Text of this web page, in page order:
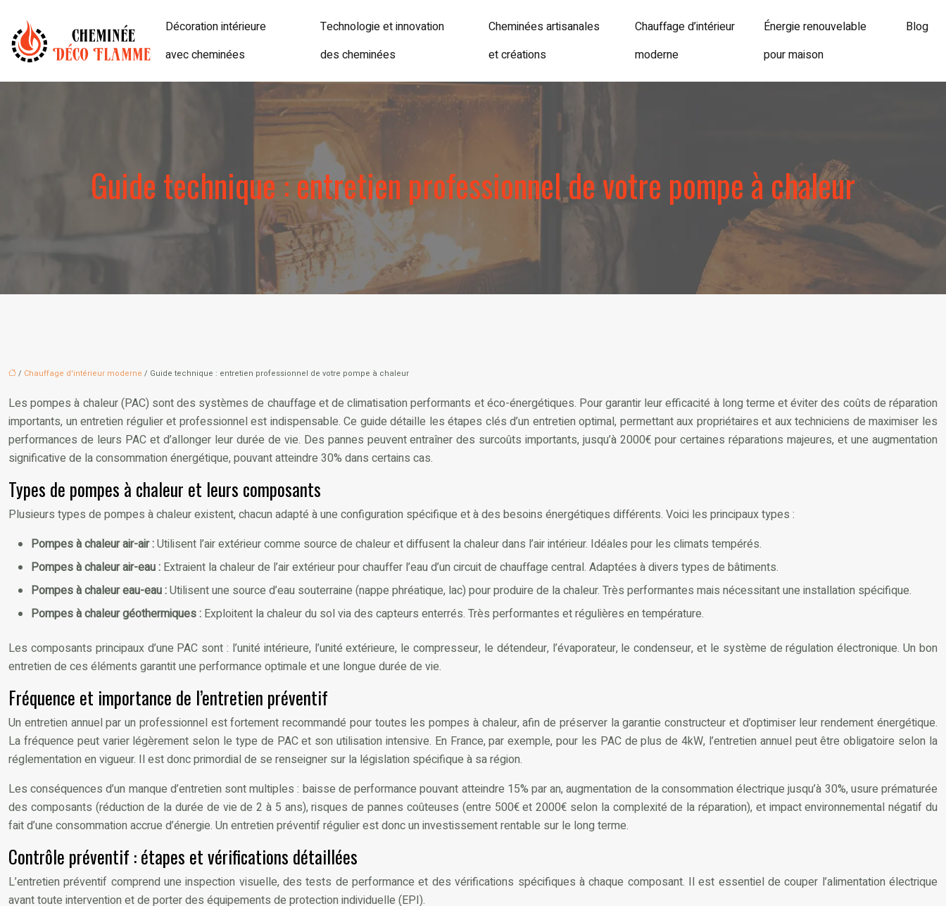
Décoration intérieure
avec cheminées
Technologie et innovation
des cheminées
Cheminées artisanales
et créations
Chauffage d’intérieur
moderne
Énergie renouvelable
pour maison
Blog
Guide technique : entretien professionnel de votre pompe à chaleur
/ Chauffage d'intérieur moderne / Guide technique : entretien professionnel de votre pompe à chaleur
Les pompes à chaleur (PAC) sont des systèmes de chauffage et de climatisation performants et éco-énergétiques. Pour garantir leur efficacité à long terme et éviter des coûts de réparation
importants, un entretien régulier et professionnel est indispensable. Ce guide détaille les étapes clés d’un entretien optimal, permettant aux propriétaires et aux techniciens de maximiser les
performances de leurs PAC et d’allonger leur durée de vie. Des pannes peuvent entraîner des surcoûts importants, jusqu’à 2000€ pour certaines réparations majeures, et une augmentation
significative de la consommation énergétique, pouvant atteindre 30% dans certains cas.
Types de pompes à chaleur et leurs composants
Plusieurs types de pompes à chaleur existent, chacun adapté à une configuration spécifique et à des besoins énergétiques différents. Voici les principaux types :
Pompes à chaleur air-air :Utilisent l’air extérieur comme source de chaleur et diffusent la chaleur dans l’air intérieur. Idéales pour les climats tempérés.
Pompes à chaleur air-eau : Extraient la chaleur de l’air extérieur pour chauffer l’eau d’un circuit de chauffage central. Adaptées à divers types de bâtiments.
Pompes à chaleur eau-eau :Utilisent une source d’eau souterraine (nappe phréatique, lac) pour produire de la chaleur. Très performantes mais nécessitant une installation spécifique.
Pompes à chaleur géothermiques : Exploitent la chaleur du sol via des capteurs enterrés. Très performantes et régulières en température.
Les composants principaux d’une PAC sont : l’unité intérieure, l’unité extérieure, le compresseur, le détendeur, l’évaporateur, le condenseur, et le système de régulation électronique. Un bon
entretien de ces éléments garantit une performance optimale et une longue durée de vie.
Fréquence et importance de l’entretien préventif
Un entretien annuel par un professionnel est fortement recommandé pour toutes les pompes à chaleur, afin de préserver la garantie constructeur et d’optimiser leur rendement énergétique.
La fréquence peut varier légèrement selon le type de PAC et son utilisation intensive. En France, par exemple, pour les PAC de plus de 4kW, l’entretien annuel peut être obligatoire selon la
réglementation en vigueur. Il est donc primordial de se renseigner sur la législation spécifique à sa région.
Les conséquences d’un manque d’entretien sont multiples : baisse de performance pouvant atteindre 15% par an, augmentation de la consommation électrique jusqu’à 30%, usure prématurée
des composants (réduction de la durée de vie de 2 à 5 ans), risques de pannes coûteuses (entre 500€ et 2000€ selon la complexité de la réparation), et impact environnemental négatif du
fait d’une consommation accrue d’énergie. Un entretien préventif régulier est donc un investissement rentable sur le long terme.
Contrôle préventif : étapes et vérifications détaillées
L’entretien préventif comprend une inspection visuelle, des tests de performance et des vérifications spécifiques à chaque composant. Il est essentiel de couper l’alimentation électrique
avant toute intervention et de porter des équipements de protection individuelle (EPI).